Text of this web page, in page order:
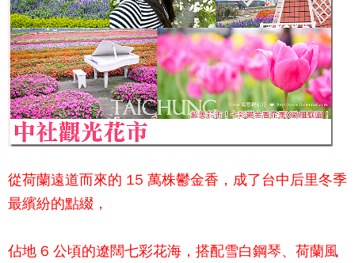
從荷蘭遠道而來的 15 萬株鬱金香，成了台中后里冬季
最繽紛的點綴，
佔地 6 公頃的遼闊七彩花海，搭配雪白鋼琴、荷蘭風